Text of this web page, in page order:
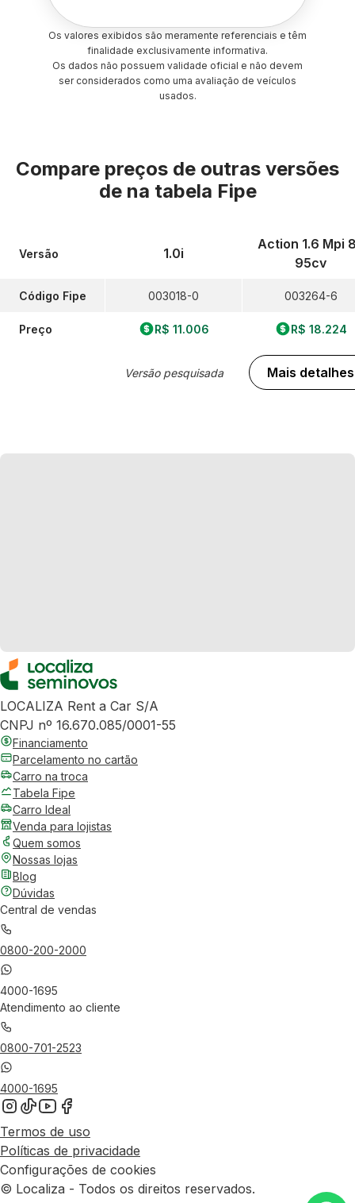
Os valores exibidos são meramente referenciais e têm
finalidade exclusivamente informativa.
Os dados não possuem validade oficial e não devem
ser considerados como uma avaliação de veículos
usados.
Compare preços de outras versões
de na tabela Fipe
Versão
Código Fipe
Preço
1.0i
003018-0
R$ 11.006
Versão pesquisada
Action 1.6 Mpi
95cv
003264-6
R$ 18.224
Mais detalhes
LOCALIZA Rent a Car S/A
CNPJ nº 16.670.085/0001-55
Financiamento
Parcelamento no cartão
Carro na troca
Tabela Fipe
Carro Ideal
Venda para lojistas
Quem somos
Nossas lojas
Blog
Dúvidas
Central de vendas
0800-200-2000
4000-1695
Atendimento ao cliente
0800-701-2523
4000-1695
Termos de uso
Políticas de privacidade
Configurações de cookies
© Localiza - Todos os direitos reservados.